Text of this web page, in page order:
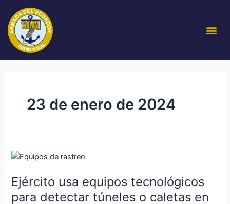
contenido
23 de enero de 2024
Ejército usa equipos tecnológicos
para detectar túneles o caletas en
Ejército
equipos
tecnológicos